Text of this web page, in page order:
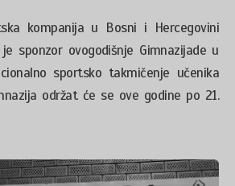
kompanija u Bosni i Hercegovini
sponzor ovogodišnje Gimnazijade u
sportsko takmičenje učenika
održat će se ove godine po 21.